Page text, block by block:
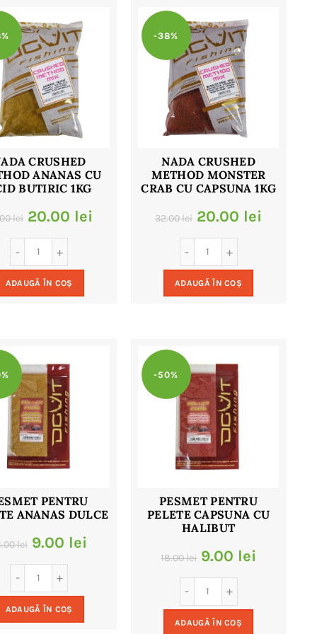
CRUSHED
ANANAS CU
BUTIRIC 1KG
lei Prețul
inițial
a
fost:
20.00 lei
ADAUGĂ ÎN COȘ
-38%
NADA CRUSHED
METHOD MONSTER
CRAB CU CAPSUNA 1KG
32.00lei Prețul
inițial
a
fost:
20.00 lei
ADAUGĂ ÎN COȘ
PENTRU
ANANAS DULCE
lei Prețul
inițial
a
fost:
9.00 lei
ADAUGĂ ÎN COȘ
-50%
PESMET PENTRU
PELETE CAPSUNA CU
HALIBUT
18.00lei Prețul
inițial
a
fost:
9.00 lei
ADAUGĂ ÎN COȘ